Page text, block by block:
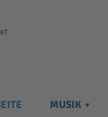
MUSIK